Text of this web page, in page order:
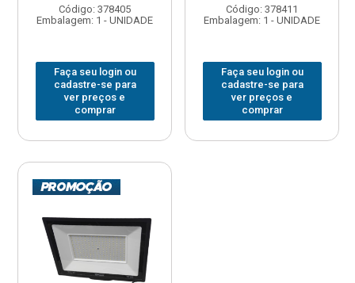
Código: 378405
Embalagem: 1 - UNIDADE
Faça seu login ou
cadastre-se para
ver preços e
comprar
Código: 378411
Embalagem: 1 - UNIDADE
Faça seu login ou
cadastre-se para
ver preços e
comprar